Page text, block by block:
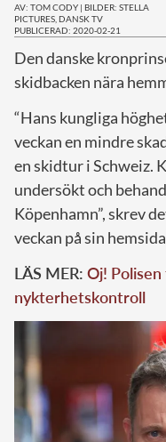
AV: TOM CODY | BILDER: STELLA
PICTURES, DANSK TV
PUBLICERAD: 2020-02-21
Den danske
skidbacken nära
“Hans kungliga
veckan en mindre
en skidtur i Schweiz.
undersökt och
Köpenhamn”, skrev
veckan på sin
LÄS MER: Oj!
nykterhetskontroll